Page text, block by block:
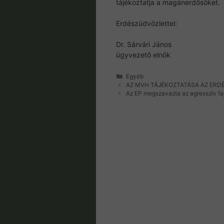
tájékoztatja a magánerdősöket.
Erdészüdvözlettel:
Dr. Sárvári János
ügyvezető elnök
Kategória
Egyéb
AZ MVH TÁJÉKOZTATÁSA AZ
Az EP megszavazta az agresszív